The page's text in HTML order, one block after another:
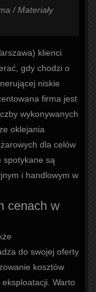
/ Materiały
klienci
gdy chodzi o
niskie
firma jest
wykonywanych
oklejania
dla celów
spotykane są
i handlowym w
cenach w
do swojej oferty
kosztów
Warto